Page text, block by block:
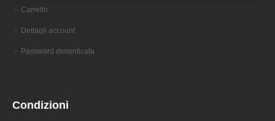
Carrello
Dettagli account
Password dimenticata
Condizioni